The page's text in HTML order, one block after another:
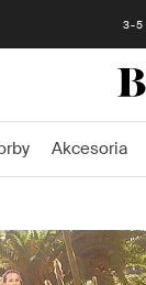
3-5
zwroty - 30 dni
Akcesoria